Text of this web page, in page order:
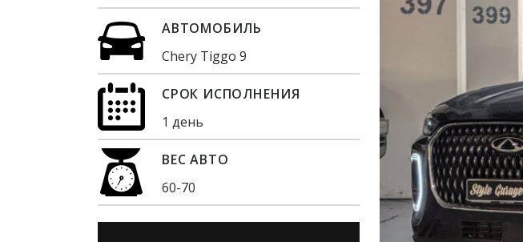
АВТОМОБИЛЬ
Chery Tiggo 9
СРОК ИСПОЛНЕНИЯ
1 день
ВЕС АВТО
60-70